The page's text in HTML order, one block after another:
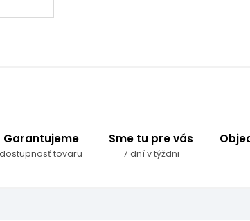
Garantujeme
dostupnosť tovaru
Sme tu pre vás
7 dní v týždni